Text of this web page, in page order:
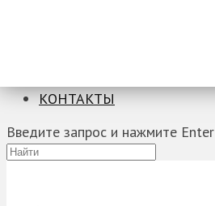
КОНТАКТЫ
Введите запрос и нажмите Enter